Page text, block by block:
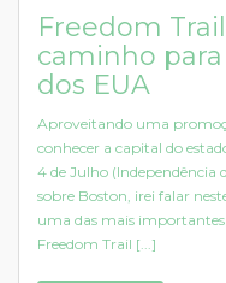
Freedom
caminho
dos EUA
Aproveitando uma
conhecer a capital do
4 de Julho (Independência
sobre Boston, irei falar
uma das mais importantes
Freedom Trail [...]